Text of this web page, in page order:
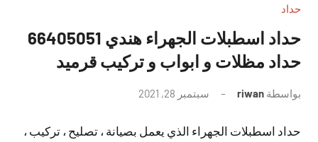
حداد
حداد اسطبلات الجهراء هندي 66405051
حداد مظلات و ابواب و تركيب قرميد
بواسطة riwan سبتمبر 28, 2021
تعليقات
حداد اسطبلات الجهراء الذي يعمل بصيانة ، تصليح ، تركيب ،